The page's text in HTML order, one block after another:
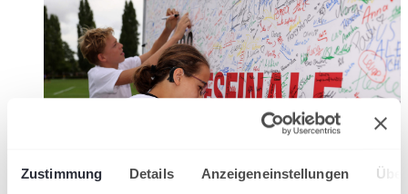
Zustimmung Details Anzeigeneinstellungen